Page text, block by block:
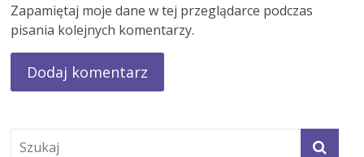
Zapamiętaj moje dane w tej przeglądarce podczas
pisania kolejnych komentarzy.